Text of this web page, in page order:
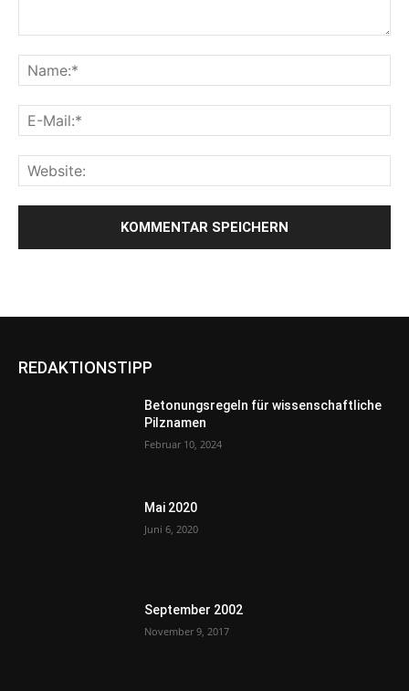
REDAKTIONSTIPP
Betonungsregeln für wissenschaftliche
Pilznamen
Februar 10, 2024
Mai 2020
Juni 6, 2020
September 2002
November 9, 2017